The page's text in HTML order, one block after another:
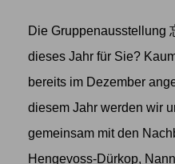
Die Gruppenausstellung
dieses Jahr für Sie?
bereits im Dezember
diesem Jahr werden wir
gemeinsam mit den
Hengevoss-Dürkop,